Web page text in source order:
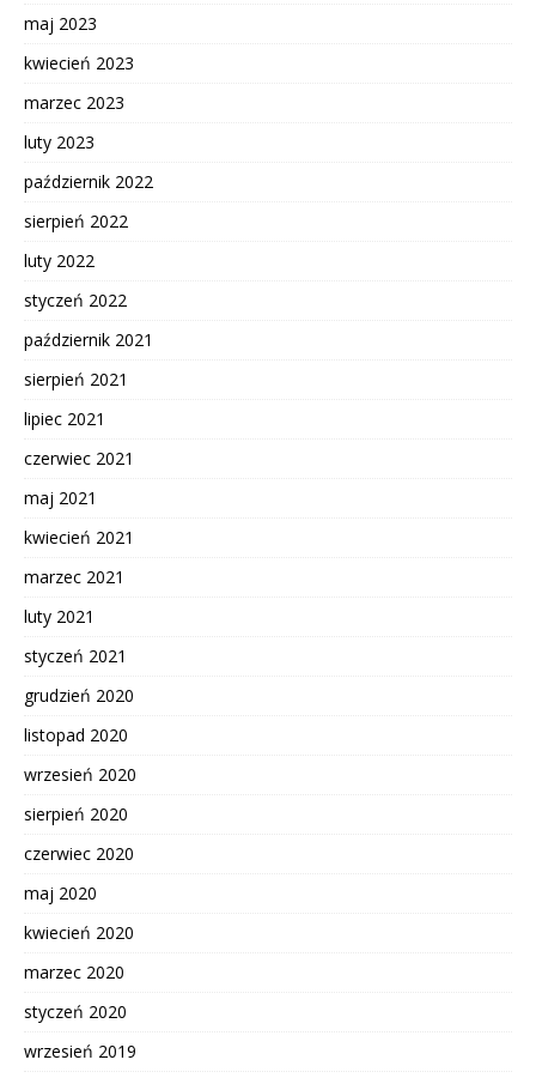
maj 2023
kwiecień 2023
marzec 2023
luty 2023
październik 2022
sierpień 2022
luty 2022
styczeń 2022
październik 2021
sierpień 2021
lipiec 2021
czerwiec 2021
maj 2021
kwiecień 2021
marzec 2021
luty 2021
styczeń 2021
grudzień 2020
listopad 2020
wrzesień 2020
sierpień 2020
czerwiec 2020
maj 2020
kwiecień 2020
marzec 2020
styczeń 2020
wrzesień 2019